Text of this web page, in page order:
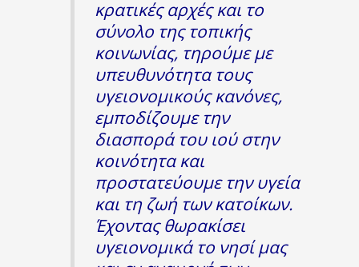
κρατικές αρχές και το
σύνολο της τοπικής
κοινωνίας, τηρούμε με
υπευθυνότητα τους
υγειονομικούς κανόνες,
εμποδίζουμε την
διασπορά του ιού στην
κοινότητα και
προστατεύουμε την υγεία
και τη ζωή των κατοίκων.
Έχοντας θωρακίσει
υγειονομικά το νησί μας